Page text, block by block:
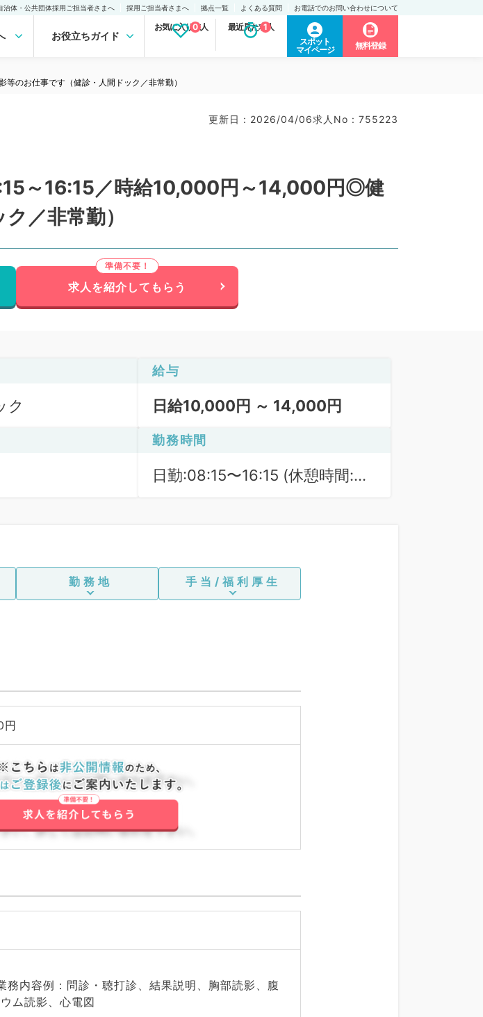
治体・公共団体採用ご担当者さまへ 採用ご担当者さまへ 拠点一覧 よくある質問 お電話でのお問い合わせについて
お役立ちガイド
お気に入り求人
0 最近見た求人
1
スポット
マイページ
無料登録
のお仕事です（健診・人間ドック／非常勤）
更新日 : 2026/04/06求人No : 755223
～16:15／時給10,000円～14,000円◎健
／非常勤）
求人を紹介してもらう
ク
給与
日給10,000円 ～ 14,000円
勤務時間
日勤:08:15〜16:15 (休憩時間:
勤務地 手当/福利厚生
い。詳しくはお問い合わせ下さい。
い。詳しくはお問い合わせ下さい。
内容例：問診・聴打診、結果説明、胸部読影、腹
ム読影、心電図